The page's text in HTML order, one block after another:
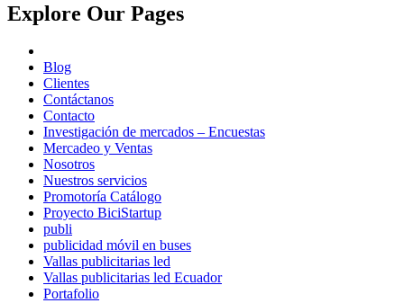
Explore Our Pages
Blog
Clientes
Contáctanos
Contacto
Investigación de mercados – Encuestas
Mercadeo y Ventas
Nosotros
Nuestros servicios
Promotoría Catálogo
Proyecto BiciStartup
publi
publicidad móvil en buses
Vallas publicitarias led
Vallas publicitarias led Ecuador
Portafolio